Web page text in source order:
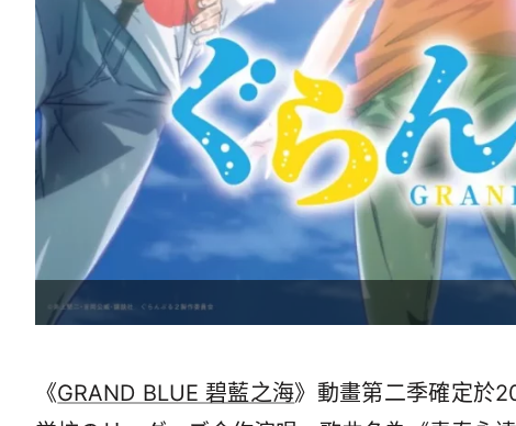
《GRAND BLUE 碧藍之海》動畫第二季確定於